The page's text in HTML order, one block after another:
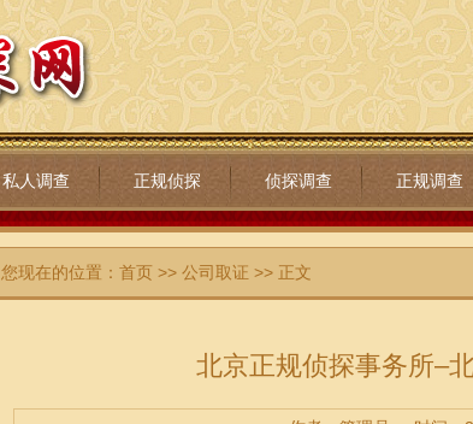
私人调查 正规侦探 侦探调查 正规调查
您现在的位置： 首页>> 公司取证 >> 正文
北京正规侦探事务所–